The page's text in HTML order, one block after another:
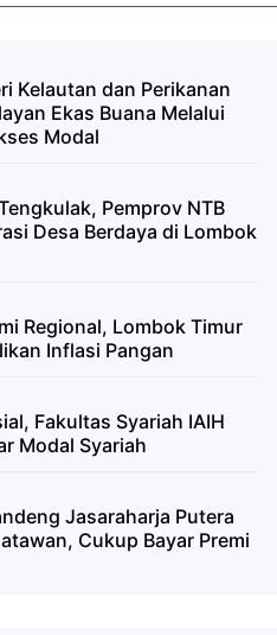
Kelautan dan Perikanan
Ekas Buana Melalui
Modal
Pemprov NTB
Desa Berdaya di Lombok
Regional, Lombok Timur
Inflasi Pangan
Fakultas Syariah IAIH
Modal Syariah
Jasaraharja Putera
Cukup Bayar Premi